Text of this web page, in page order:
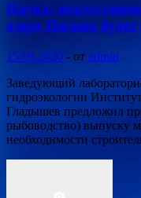
Наука:
озере Пясино
15.09.2020 - от admin
Заведующий
гидроэкологии
Гладышев предложил
рыбоводство) выпуску
необходимости